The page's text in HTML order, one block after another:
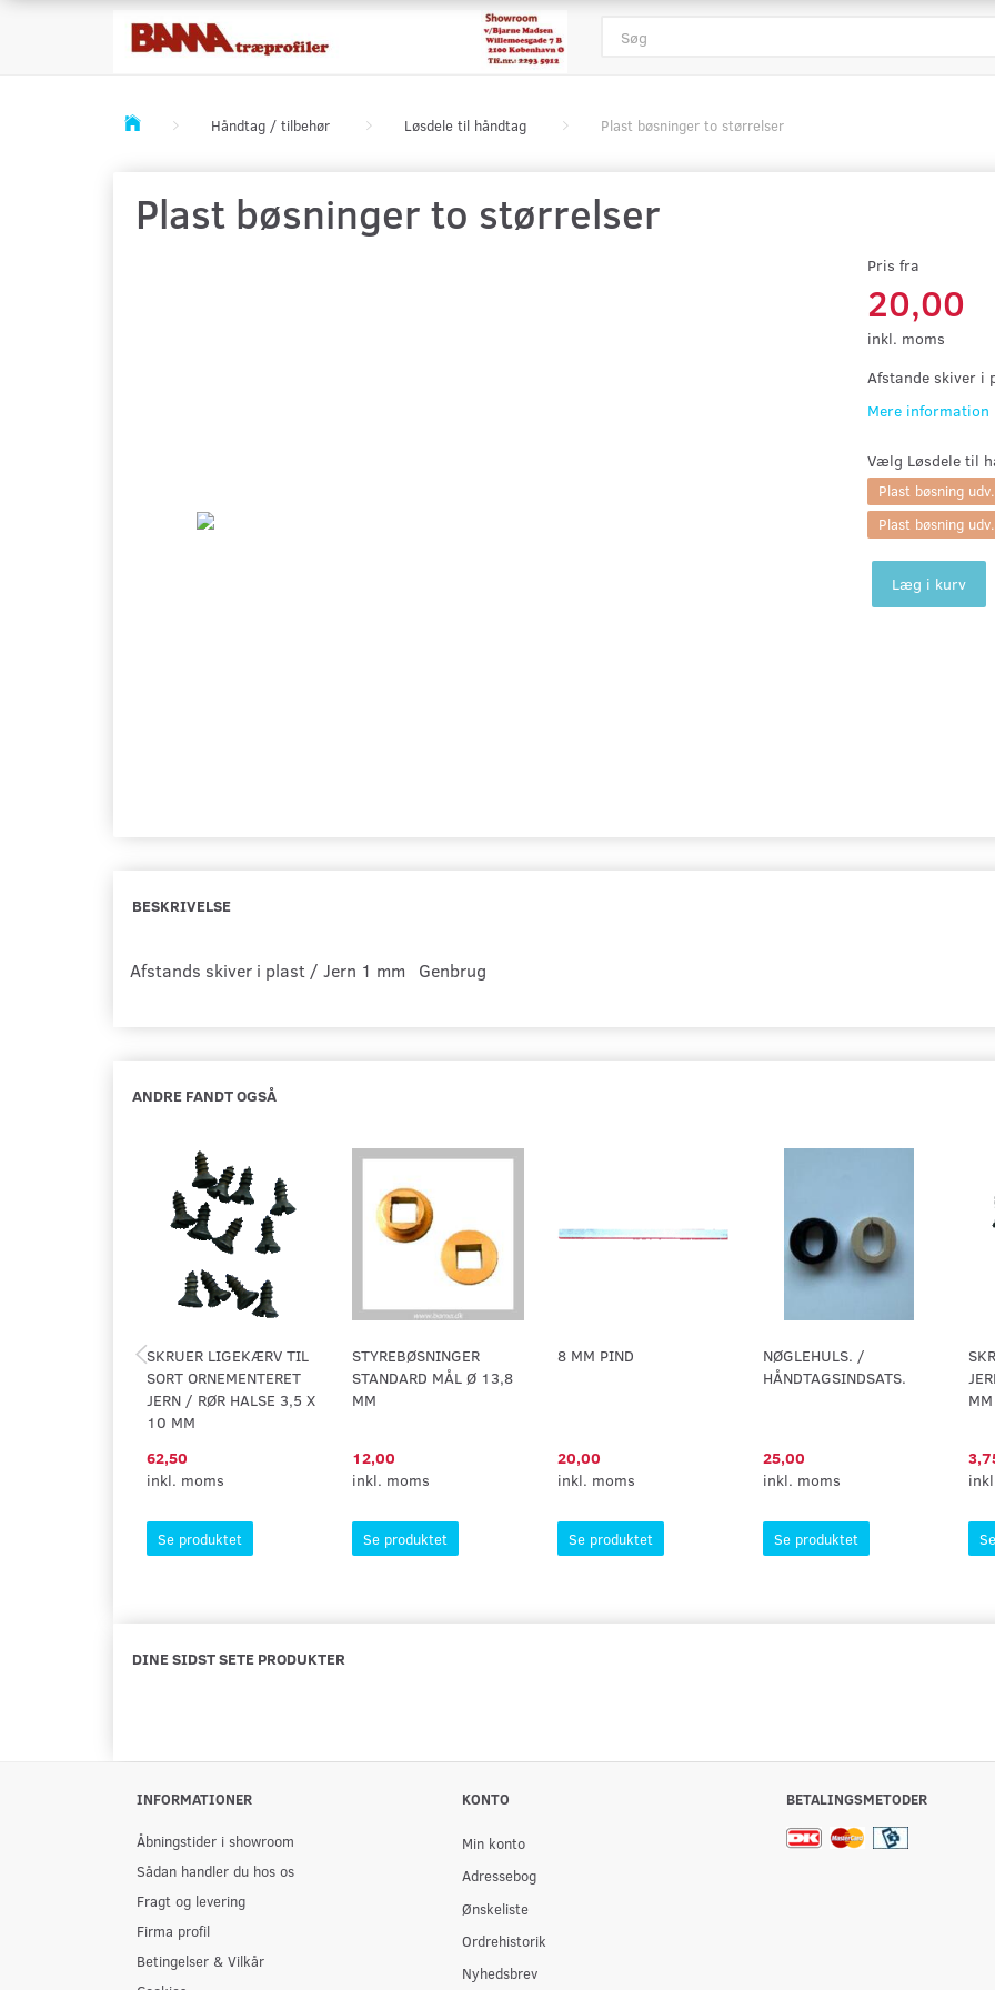
Håndtag / tilbehør Løsdele til håndtag Plast bøsninger to størrelser
Plast bøsninger to størrelser
Pris fra
20,00
inkl. moms
Afstande skiver i
Mere information
Vælg Løsdele til
Plast bøsning
Plast bøsning
Læg i kurv
BESKRIVELSE
Afstands skiver i plast / Jern 1 mm Genbrug
ANDRE FANDT OGSÅ
SKRUER LIGEKÆRV TIL
SORT ORNEMENTERET
JERN / RØR HALSE 3,5 X
10 MM
62,50
inkl. moms
Se produktet
STYREBØSNINGER
STANDARD MÅL Ø 13,8
MM
12,00
inkl. moms
Se produktet
8 MM PIND
20,00
inkl. moms
Se produktet
NØGLEHULS. /
HÅNDTAGSINDSATS.
25,00
inkl. moms
Se produktet
MM
DINE SIDST SETE PRODUKTER
INFORMATIONER
Åbningstider i showroom
Sådan handler du hos os
Fragt og levering
Firma profil
Betingelser & Vilkår
KONTO
Min konto
Adressebog
Ønskeliste
Ordrehistorik
Nyhedsbrev
BETALINGSMETODER